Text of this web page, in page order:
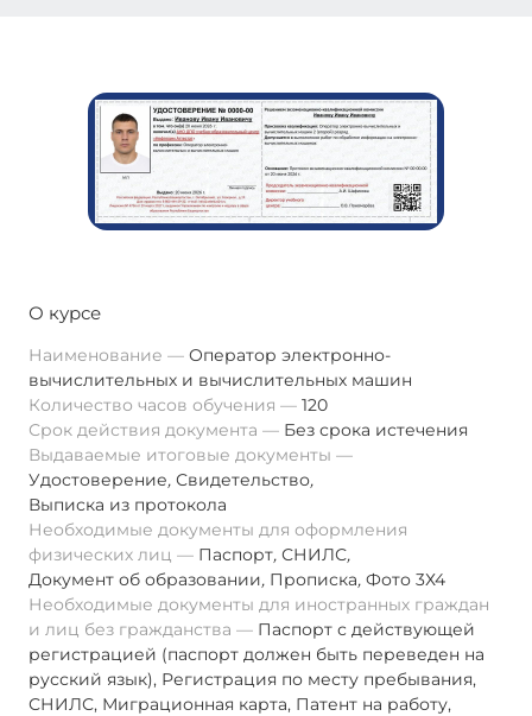
О курсе
Наименование
Оператор электронно-
вычислительных и вычислительных машин
Количество часов обучения
120
Срок действия документа
Без срока истечения
Выдаваемые итоговые документы
Удостоверение, Свидетельство,
Выписка из протокола
Необходимые документы для оформления
физических лиц
Паспорт, СНИЛС,
Документ об образовании, Прописка, Фото 3Х4
Необходимые документы для иностранных граждан
и лиц без гражданства
Паспорт с действующей
регистрацией (паспорт должен быть переведен на
русский язык), Регистрация по месту пребывания,
СНИЛС, Миграционная карта, Патент на работу,